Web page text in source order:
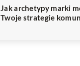
Jak archetypy marki
Twoje strategie